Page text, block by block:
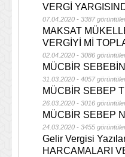
VERGİ
07.04.2020 - 3387
MAKSAT
VERGİYİ Mİ
02.04.2020 - 3086
MÜCBİR
31.03.2020 - 4057
MÜCBİR SEBEP
26.03.2020 - 3016
MÜCBİR SEBEP
24.03.2020 - 3455
Gelir Vergisi
HARCAMALARI